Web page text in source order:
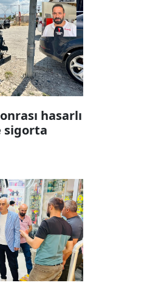
hasarlı
sigorta